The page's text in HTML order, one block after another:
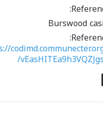
Burswood